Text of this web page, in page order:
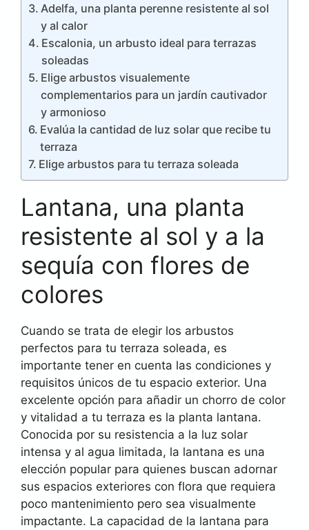
Adelfa, una planta perenne resistente al sol
y al calor
Escalonia, un arbusto ideal para terrazas
soleadas
Elige arbustos visualemente
complementarios para un jardín cautivador
y armonioso
Evalúa la cantidad de luz solar que recibe tu
terraza
Elige arbustos para tu terraza soleada
Lantana, una planta
resistente al sol y a la
sequía con flores de
colores
Cuando se trata de elegir los arbustos
perfectos para tu terraza soleada, es
importante tener en cuenta las condiciones y
requisitos únicos de tu espacio exterior. Una
excelente opción para añadir un chorro de color
y vitalidad a tu terraza es la planta lantana.
Conocida por su resistencia a la luz solar
intensa y al agua limitada, la lantana es una
elección popular para quienes buscan adornar
sus espacios exteriores con flora que requiera
poco mantenimiento pero sea visualmente
impactante. La capacidad de la lantana para